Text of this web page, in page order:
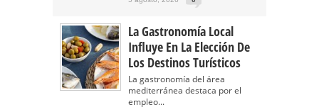
La Gastronomía Local
Influye En La Elección De
Los Destinos Turísticos
La gastronomía del área
mediterránea destaca por el
empleo...